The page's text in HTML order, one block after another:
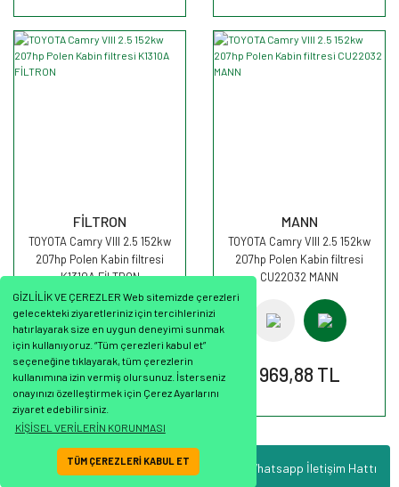
GİZLİLİK VE ÇEREZLER Web sitemizde çerezleri
gelecekteki ziyaretleriniz için tercihlerinizi
hatırlayarak size en uygun deneyimi sunmak
için kullanıyoruz. “Tüm çerezleri kabul et”
seçeneğine tıklayarak, tüm çerezlerin
kullanımına izin vermiş olursunuz. İsterseniz
onayınızı özelleştirmek için Çerez Ayarlarını
ziyaret edebilirsiniz.
KİŞİSEL VERİLERİN KORUNMASI
TÜM ÇEREZLERİ KABUL ET Whatsapp İletişim Hattı
FİLTRON
TOYOTA Camry VIII 2.5 152kw
207hp Polen Kabin filtresi
K1310A FİLTRON
542,35 TL
MANN
TOYOTA Camry VIII 2.5 152kw
207hp Polen Kabin filtresi
CU22032 MANN
969,88 TL